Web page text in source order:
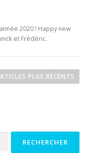
2020 ! Happy new
et Frédéric.
PLUS RÉCENTS